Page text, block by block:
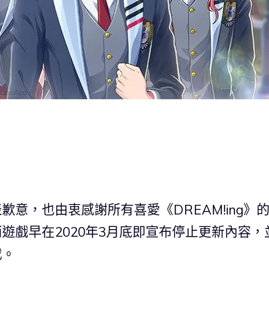
意，也由衷感謝所有喜愛《DREAM!ing》
戲早在2020年3月底即宣布停止更新內容，